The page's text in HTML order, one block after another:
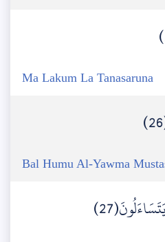
Ma Lakum La Tanasaruna
Bal Humu Al-Yawma